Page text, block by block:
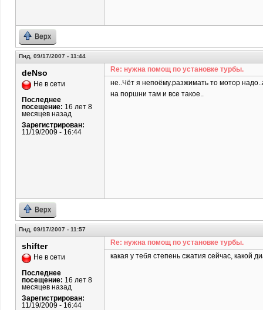
Верх
Пнд, 09/17/2007 - 11:44
deNso
Не в сети
Последнее
посещение: 16 лет 8
месяцев назад
Зарегистрирован:
11/19/2009 - 16:44
Re: нужна помощ по установке турбы.
не..Чёт я непоёму.разжимать то мотор
на поршни там и все такое..
Верх
Пнд, 09/17/2007 - 11:57
shifter
Не в сети
Последнее
посещение: 16 лет 8
месяцев назад
Зарегистрирован:
11/19/2009 - 16:44
Re: нужна помощ по установке турбы.
какая у тебя степень сжатия сейчас, какой